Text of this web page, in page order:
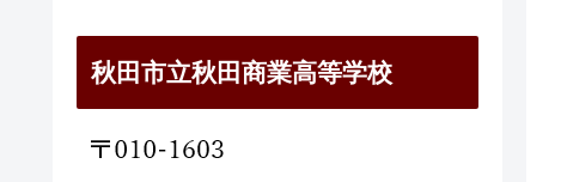
秋田市立秋田商業高等学校